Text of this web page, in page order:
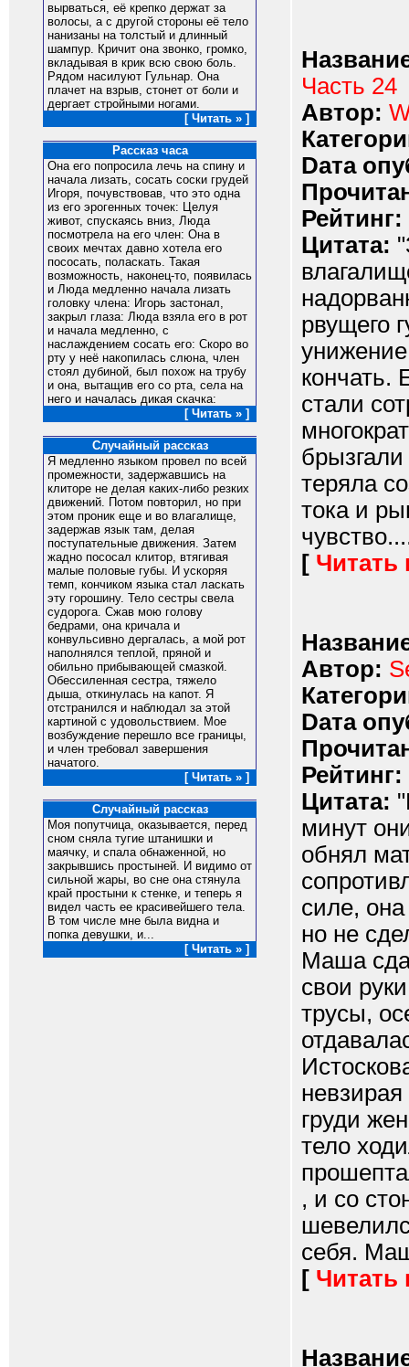
вырваться, её крепко держат за
волосы, а с другой стороны её тело
нанизаны на толстый и длинный
шампур. Кричит она звонко, громко,
вкладывая в крик всю свою боль.
Рядом насилуют Гульнар. Она
плачет на взрыв, стонет от боли и
дергает стройными ногами.
[ Читать » ]
Рассказ часа
Она его попросила лечь на спину и
начала лизать, сосать соски грудей
Игоря, почувствовав, что это одна
из его эрогенных точек: Целуя
живот, спускаясь вниз, Люда
посмотрела на его член: Она в
своих мечтах давно хотела его
пососать, поласкать. Такая
возможность, наконец-то, появилась
и Люда медленно начала лизать
головку члена: Игорь застонал,
закрыл глаза: Люда взяла его в рот
и начала медленно, с
наслаждением сосать его: Скоро во
рту у неё накопилась слюна, член
стоял дубиной, был похож на трубу
и она, вытащив его со рта, села на
него и началась дикая скачка:
[ Читать » ]
Случайный рассказ
Я медленно языком провел по всей
промежности, задержавшись на
клиторе не делая каких-либо резких
движений. Потом повторил, но при
этом проник еще и во влагалище,
задержав язык там, делая
поступательные движения. Затем
жадно пососал клитор, втягивая
малые половые губы. И ускоряя
темп, кончиком языка стал ласкать
эту горошину. Тело сестры свела
судорога. Сжав мою голову
бедрами, она кричала и
конвульсивно дергалась, а мой рот
наполнялся теплой, пряной и
обильно прибывающей смазкой.
Обессиленная сестра, тяжело
дыша, откинулась на капот. Я
отстранился и наблюдал за этой
картиной с удовольствием. Мое
возбуждение перешло все границы,
и член требовал завершения
начатого.
[ Читать » ]
Случайный рассказ
Моя попутчица, оказывается, перед
сном сняла тугие штанишки и
маячку, и спала обнаженной, но
закрывшись простыней. И видимо от
сильной жары, во сне она стянула
край простыни к стенке, и теперь я
видел часть ее красивейшего тела.
В том числе мне была видна и
попка девушки, и...
[ Читать » ]
Часть 24
Автор:
Dата
Рейтинг:
Цитата:
рвущего
кончать.
стали
теряла
тока и
[ Читать
Автор:
Dата
Рейтинг:
Цитата:
минут
обнял
силе, она
но не
Маша
свои
трусы,
груди
тело
, и со
себя.
[ Читать